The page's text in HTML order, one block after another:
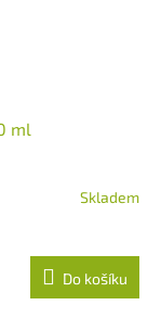
ml
Skladem
Do košíku